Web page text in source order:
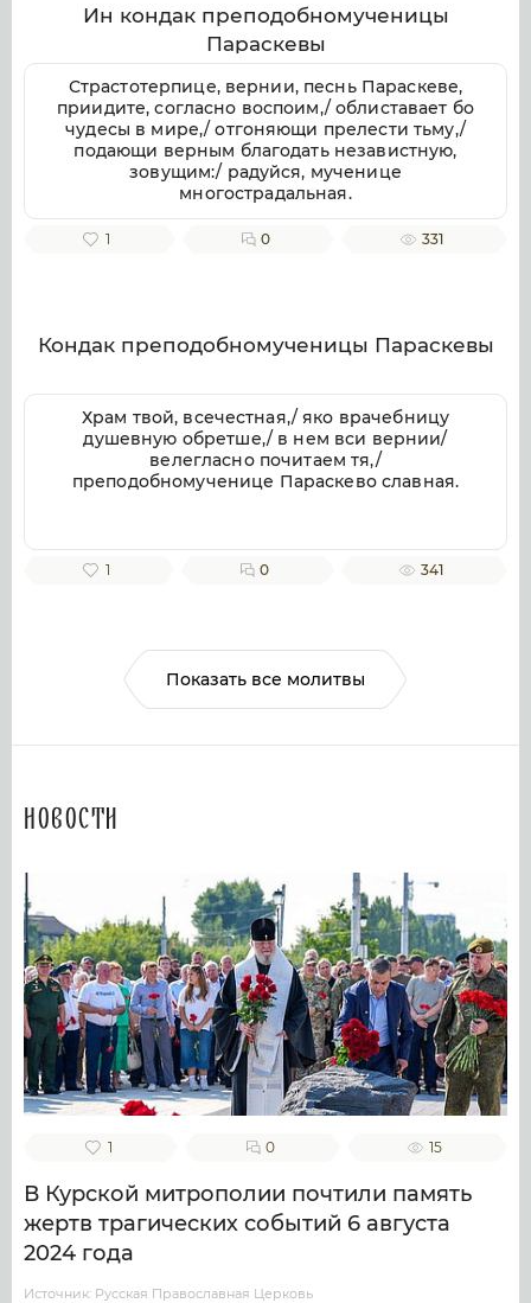
поживше, сподобимся благую кончину
христианскую улучити и Царствие Небесное
наследити. Ей, предстательнице наша благая!
Не посрами упования нашего, еже по Бозе и
Пресвятей Богородице крепкое на Тя
возлагаем, но буди нам ходатаица во
спасение, да сподобимся вкупе с тобою и
всеми святыми в радости блаженства
вечнаго славити во твоем заступлении
великую милость Бога нашего, Отца, и Сына,
и Святаго Духа, ныне и присно, и во веки
веков. Аминь.
Ин кондак преподобномученицы
Параскевы
Страстотерпице, вернии, песнь Параскеве,
приидите, согласно воспоим,/ облиставает бо
чудесы в мире,/ отгоняющи прелести тьму,/
подающи верным благодать независтную,
зовущим:/ радуйся, мученице
многострадальная.
1 0 331
Кондак преподобномученицы Параскевы
Храм твой, всечестная,/ яко врачебницу
душевную обретше,/ в нем вси вернии/
велегласно почитаем тя,/
преподобномученице Параскево славная.
1 0 341
Показать все молитвы
Новости
1 0 15
В Курской митрополии почтили память
жертв трагических событий 6 августа
2024 года
Источник: Русская Православная Церковь